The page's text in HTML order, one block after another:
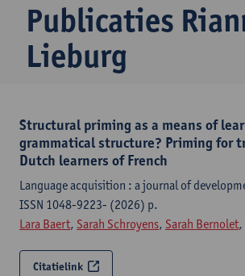
Publicaties
Lieburg
Structural priming as a means of
grammatical structure? Priming for
Dutch learners of French
Language acquisition : a journal of
ISSN 1048-9223- (2026) p.
Lara Baert, Sarah Schroyens, Sarah Bernolet,
Citatielink